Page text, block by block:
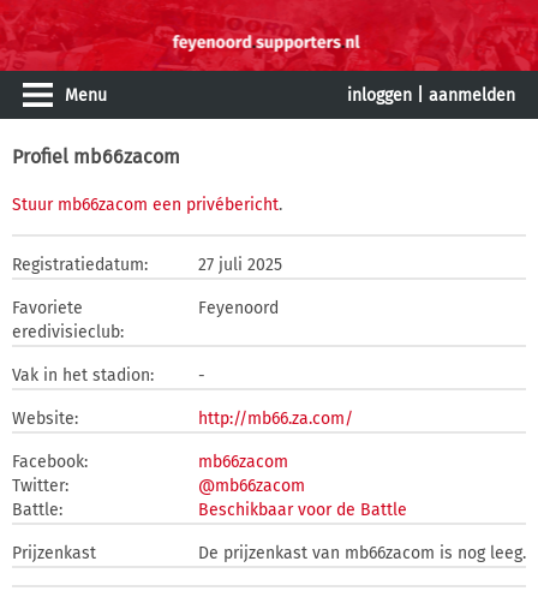
Menu inloggen aanmelden
Profiel mb66zacom
Stuur mb66zacom een privébericht.
Registratiedatum: 27 juli 2025
Favoriete
eredivisieclub:
Feyenoord
Vak in het stadion: -
Website: http://mb66.za.com/
Facebook:
mb66zacom
Twitter:
@mb66zacom
Battle:
Beschikbaar voor de Battle
Prijzenkast De prijzenkast van mb66zacom is nog leeg.